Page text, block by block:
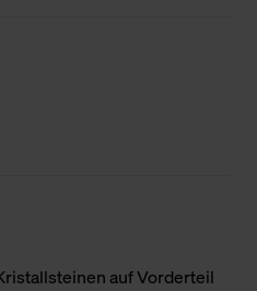
auf Vorderteil